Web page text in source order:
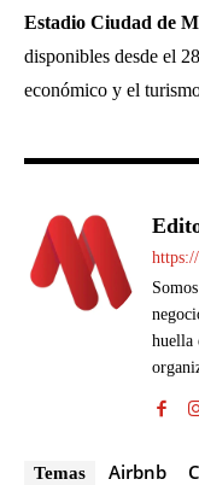
Estadio Ciudad de
disponibles desde el
económico y el
huella
Temas Airbnb